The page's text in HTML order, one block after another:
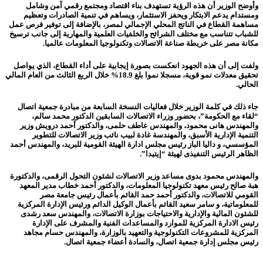
وأوضح الوزير أن هذه الرؤية تستهدف بناء اقتصاد ومجتمع رقمي آمن وشامل
ومستدام يدعم الابتكار ويحفز الاستثمار، ويساهم في تنمية الصادرات وتعظيم
مساهمة القطاع في الناتج المحلي الإجمالي لمصر، بالإضافة إلى توفير فرص عمل
للشباب تتناسب مع مختلف الشرائح والخلفيات العلمية والمهارية إلى جانب ترسيخ
مكانة مصر على خريطة صناعة الاتصالات وتكنولوجيا المعلومات عالميا.
ولفت إلى أن هذه الجهود انعكست بصورة إيجابية على أداء القطاع، الذي يواصل
تحقيق معدلات نمو قوية، مسجلا نموا بلغ 18.9% خلال الربع الثالث من العام المالي
الحالي.
جاء ذلك في كلمة الوزير خلال فعاليات النسخة السابعة من مبادرة جمعية اتصال
“لقاء مع الحكومة”، بحضور وزراء الاتصالات السابقين الدكتور محمد سالم،
والمهندس هانى محمود، والمهندس عاطف حلمى، والدكتور أحمد درويش وزير
التنمية الإدارية الأسبق، والمهندسة غادة لبيب نائب وزير الاتصالات للتطوير
المؤسسي، و داليا الباز رئيس مجلس ادارة الهيئة القومية للبريد، والمهندس أحمد
الظاهر الرئيس التنفيذى لهيئة “إيتيدا”.
والمهندس محمود بدوى مساعد وزير الاتصالات لشئون التحول الرقمى، والدكتورة
هبة صالح رئيس معهد تكنولوجيا المعلومات، والدكتور أحمد خطاب مدير المعهد
القومي للاتصالات، والدكتور أحمد حمد القائم بأعمال رئيس جامعة مصر
للمعلوماتية، و سامر سعيد القائم بأعمال الوكيل الدائم ورئيس الإدارة المركزية
للشئون المالية والإدارية والاحتياجات بوزارة الاتصالات، والمهندس سعد رشدى
رئيس الادارة المركزية للموارد والمساعدات الفنية والمشرف على الإدارة
المركزية للمشروعات التكنولوجية والتعهيد بالوزارة، والمهندس حسام مجاهد
رئيس مجلس إدارة جمعية اتصال، والسادة أعضاء جمعية اتصال.